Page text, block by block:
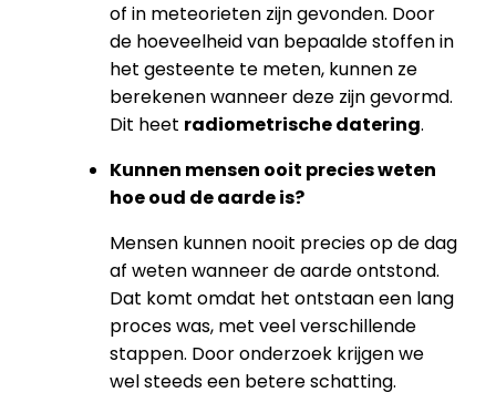
of in meteorieten zijn gevonden. Door
de hoeveelheid van bepaalde stoffen in
het gesteente te meten, kunnen ze
berekenen wanneer deze zijn gevormd.
Dit heet radiometrische datering.
Kunnen mensen ooit precies weten
hoe oud de aarde is?
Mensen kunnen nooit precies op de dag
af weten wanneer de aarde ontstond.
Dat komt omdat het ontstaan een lang
proces was, met veel verschillende
stappen. Door onderzoek krijgen we
wel steeds een betere schatting.